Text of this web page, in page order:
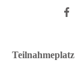
Teilnahmeplatz